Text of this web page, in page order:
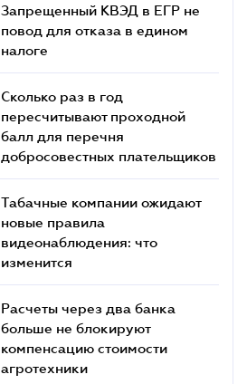
Запрещенный КВЭД в ЕГР не
повод для отказа в едином
налоге
Сколько раз в год
пересчитывают проходной
балл для перечня
добросовестных плательщиков
Табачные компании ожидают
новые правила
видеонаблюдения: что
изменится
Расчеты через два банка
больше не блокируют
компенсацию стоимости
агротехники